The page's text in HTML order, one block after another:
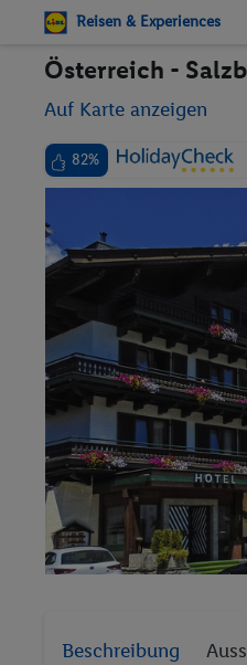
Reisen & Experiences
Österreich -
Auf Karte anzeigen
82%
Beschreibung